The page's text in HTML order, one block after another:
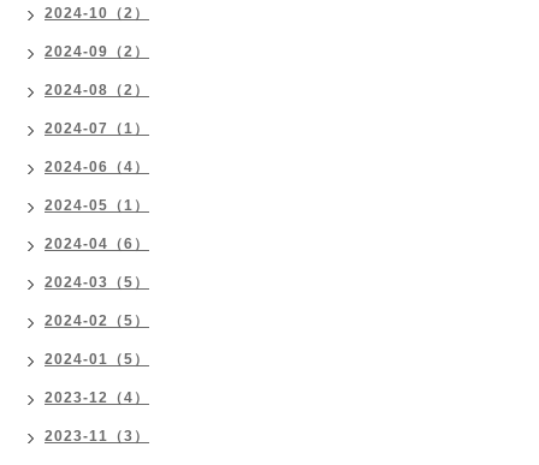
2024-10（2）
2024-09（2）
2024-08（2）
2024-07（1）
2024-06（4）
2024-05（1）
2024-04（6）
2024-03（5）
2024-02（5）
2024-01（5）
2023-12（4）
2023-11（3）